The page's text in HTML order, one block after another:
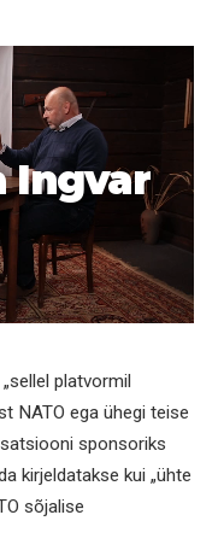
Ingvar
platvormil
NATO ega ühegi teise
sponsoriks
kirjeldatakse kui „ühte
sõjalise